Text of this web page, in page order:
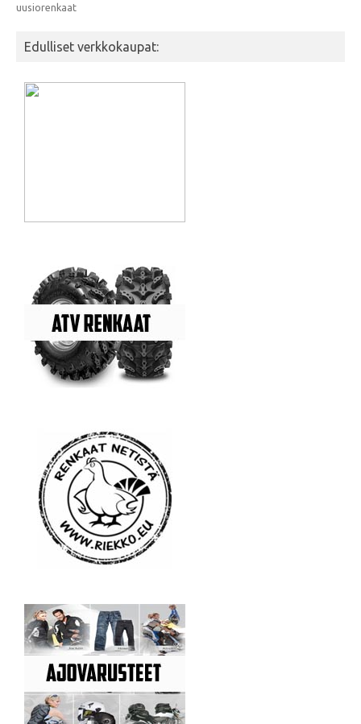
uusiorenkaat
Edulliset verkkokaupat: